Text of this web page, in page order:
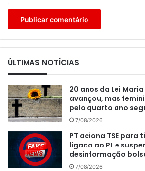
ÚLTIMAS NOTÍCIAS
20 anos da Lei
avançou, mas
pelo quarto ano
7/08/2026
PT aciona TSE para
ligado ao PL e
desinformação
7/08/2026